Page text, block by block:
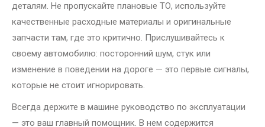
деталям. Не пропускайте плановые ТО, используйте
качественные расходные материалы и оригинальные
запчасти там, где это критично. Прислушивайтесь к
своему автомобилю: посторонний шум, стук или
изменение в поведении на дороге — это первые сигналы,
которые не стоит игнорировать.
Всегда держите в машине руководство по эксплуатации
— это ваш главный помощник. В нем содержится